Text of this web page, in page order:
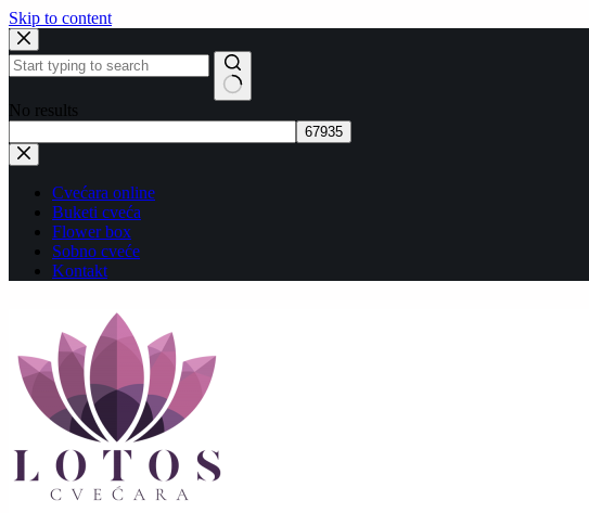
Skip to content
No results
Cvećara online
Buketi cveća
Flower box
Sobno cveće
Kontakt